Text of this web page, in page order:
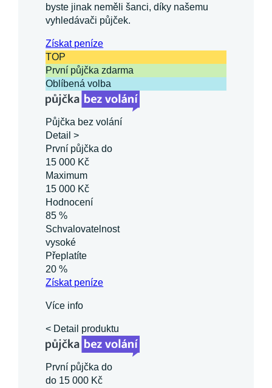
byste jinak neměli šanci, díky našemu
vyhledávači půjček.
Získatpeníze
TOP
První půjčka zdarma
Oblíbená volba
Půjčka bez volání
Detail >
První půjčka do
15 000 Kč
Maximum
15 000 Kč
Hodnocení
85 %
Schvalovatelnost
vysoké
Přeplatíte
20 %
Získatpeníze
Více info
< Detail produktu
První půjčka do
do 15 000 Kč